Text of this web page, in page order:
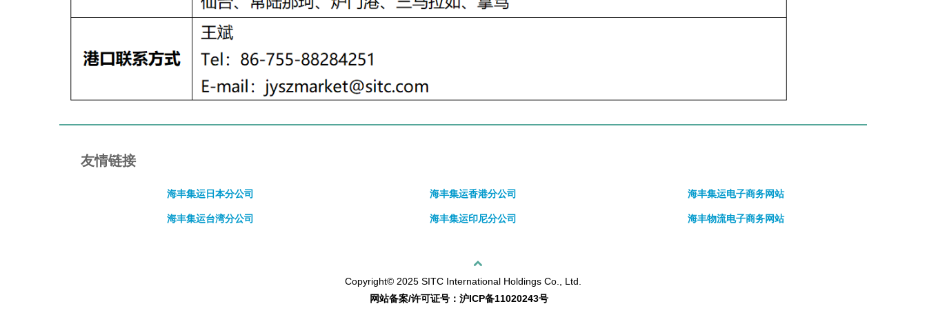
友情链接
海丰集运日本分公司 海丰集运香港分公司 海丰集运电子商务网站
海丰集运台湾分公司 海丰集运印尼分公司 海丰物流电子商务网站
Copyright© 2025 SITC International Holdings Co., Ltd.
网站备案/许可证号：沪ICP备11020243号